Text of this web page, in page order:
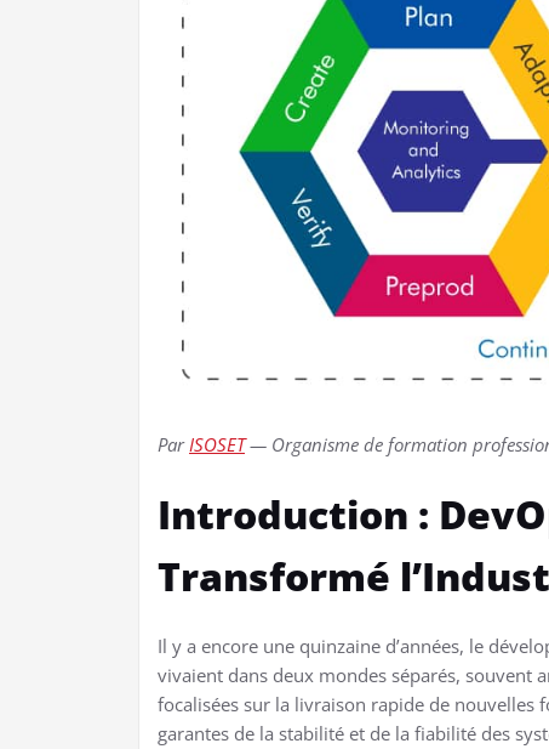
ParISOSET— Organisme de formation
Introduction :
Transformé
Il y a encore une quinzaine d’années, le
vivaient dans deux mondes séparés, souvent
focalisées sur la livraison rapide de nouvelles
garantes de la stabilité et de la fiabilité des